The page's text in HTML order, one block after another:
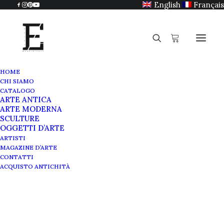
English Français
HOME
CHI SIAMO
CATALOGO
ARTE ANTICA
ARTE MODERNA
SCULTURE
OGGETTI D’ARTE
ARTISTI
MAGAZINE D’ARTE
CONTATTI
ACQUISTO ANTICHITÀ